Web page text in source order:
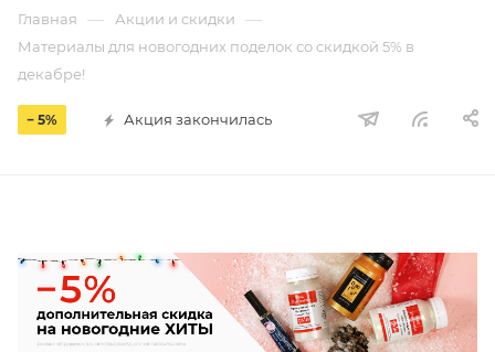
Главная — Акции и скидки —
Материалы для новогодних поделок со скидкой 5% в
декабре!
− 5% Акция закончилась